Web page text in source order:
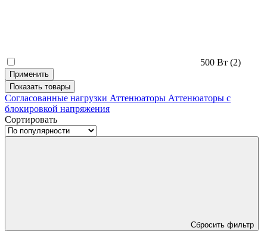
500 Вт (2)
Применить
Показать товары
Согласованные нагрузки Аттенюаторы Аттенюаторы с
блокировкой напряжения
Сортировать
Сбросить фильтр